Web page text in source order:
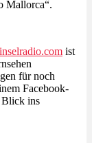
Mallorca“.
ist
für noch
Facebook-
Blick ins